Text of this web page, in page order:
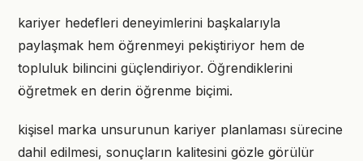
kariyer hedefleri deneyimlerini başkalarıyla
paylaşmak hem öğrenmeyi pekiştiriyor hem de
topluluk bilincini güçlendiriyor. Öğrendiklerini
öğretmek en derin öğrenme biçimi.
kişisel marka unsurunun kariyer planlaması sürecine
dahil edilmesi, sonuçların kalitesini gözle görülür